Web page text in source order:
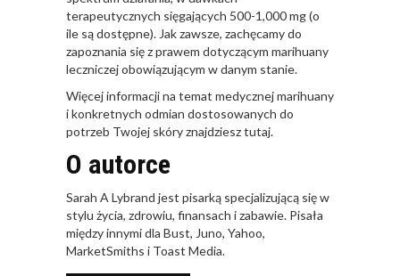
terapeutycznych sięgających 500-1,000 mg (o
ile są dostępne). Jak zawsze, zachęcamy do
zapoznania się z prawem dotyczącym marihuany
leczniczej obowiązującym w danym stanie.
Więcej informacji na temat medycznej marihuany
i konkretnych odmian dostosowanych do
potrzeb Twojej skóry znajdziesz tutaj.
O autorce
Sarah A Lybrand jest pisarką specjalizującą się w
stylu życia, zdrowiu, finansach i zabawie. Pisała
między innymi dla Bust, Juno, Yahoo,
MarketSmiths i Toast Media.